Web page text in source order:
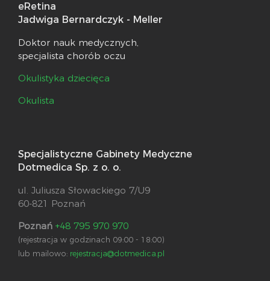
eRetina
Jadwiga Bernardczyk - Meller
Doktor nauk medycznych,
specjalista chorób oczu
Okulistyka dziecięca
Okulista
Specjalistyczne Gabinety Medyczne
Dotmedica Sp. z o. o.
ul. Juliusza Słowackiego 7/U9
60-821 Poznań
Poznań +48 795 970 970
(rejestracja w godzinach 09:00 - 18:00)
lub mailowo: rejestracja@dotmedica.pl